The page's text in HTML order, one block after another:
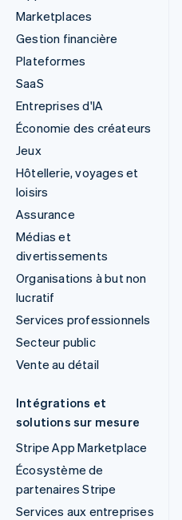
Marketplaces
Gestion financière
Plateformes
SaaS
Entreprises d'IA
Économie des créateurs
Jeux
Hôtellerie, voyages et
loisirs
Assurance
Médias et
divertissements
Organisations à but non
lucratif
Services professionnels
Secteur public
Vente au détail
Intégrations et
solutions sur mesure
Stripe App Marketplace
Écosystème de
partenaires Stripe
Services aux entreprises